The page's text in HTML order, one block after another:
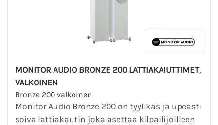
MONITOR AUDIO BRONZE 200 LATTIAKAIUTTIMET,
VALKOINEN
Bronze 200 valkoinen
Monitor Audio Bronze 200 on tyylikäs ja upeasti
soiva lattiakautin joka asettaa kilpailijoilleen